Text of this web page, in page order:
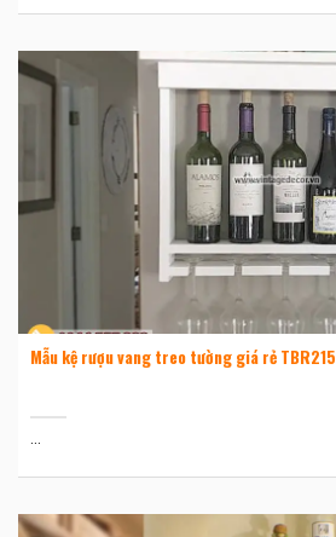
Mẫu kệ rượu vang treo tường giá rẻ TBR215
...